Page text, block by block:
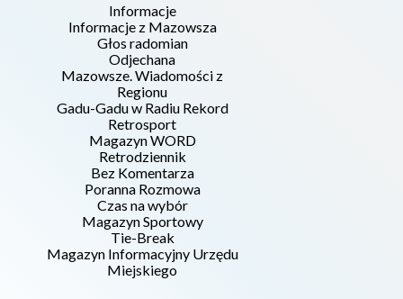
Informacje
Informacje z Mazowsza
Głos radomian
Odjechana
Mazowsze. Wiadomości z
Regionu
Gadu-Gadu w Radiu Rekord
Retrosport
Magazyn WORD
Retrodziennik
Bez Komentarza
Poranna Rozmowa
Czas na wybór
Magazyn Sportowy
Tie-Break
Magazyn Informacyjny Urzędu
Miejskiego